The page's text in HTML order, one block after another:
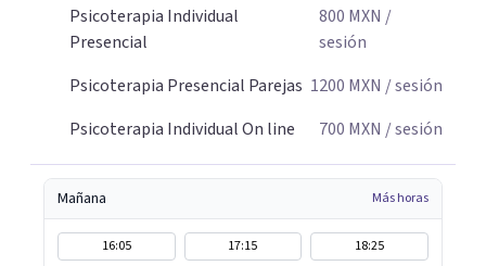
Psicoterapia Individual
Presencial
800 MXN /
sesión
Psicoterapia Presencial Parejas 1200 MXN / sesión
Psicoterapia Individual On line
700 MXN / sesión
Mañana Más horas
16:05 17:15
18:25